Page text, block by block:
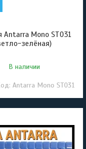
Antarra Mono ST031
зелёная)
В наличии
Antarra Mono ST031